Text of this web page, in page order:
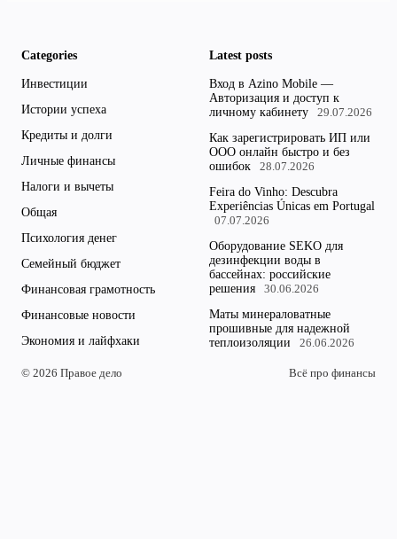
Categories
Инвестиции
Истории успеха
Кредиты и долги
Личные финансы
Налоги и вычеты
Общая
Психология денег
Семейный бюджет
Финансовая грамотность
Финансовые новости
Экономия и лайфхаки
Latest posts
Вход в Azino Mobile —
Авторизация и доступ к
личному кабинету
29.07.2026
Как зарегистрировать ИП или
ООО онлайн быстро и без
ошибок
28.07.2026
Feira do Vinho: Descubra
Experiências Únicas em Portugal
07.07.2026
Оборудование SEKO для
дезинфекции воды в
бассейнах: российские
решения
30.06.2026
Маты минераловатные
прошивные для надежной
теплоизоляции
26.06.2026
© 2026 Правое дело Всё про финансы